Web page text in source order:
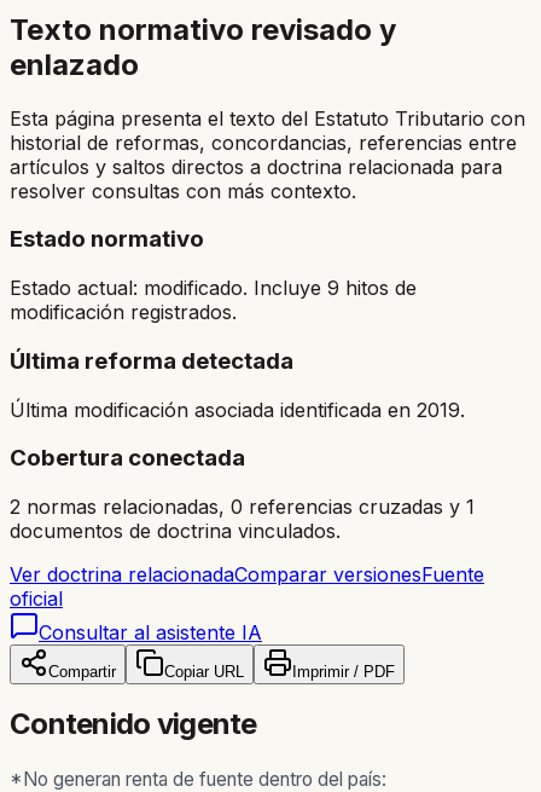
Texto normativo revisado y
enlazado
Esta página presenta el texto del Estatuto Tributario con
historial de reformas, concordancias, referencias entre
artículos y saltos directos a doctrina relacionada para
resolver consultas con más contexto.
Estado normativo
Estado actual: modificado. Incluye 9 hitos de
modificación registrados.
Última reforma detectada
Última modificación asociada identificada en 2019.
Cobertura conectada
2 normas relacionadas, 0 referencias cruzadas y 1
documentos de doctrina vinculados.
Ver doctrina relacionadaComparar versionesFuente
oficial
Consultar al asistente IA
Compartir Copiar URL Imprimir / PDF
Contenido vigente
*No generan renta de fuente dentro del país: